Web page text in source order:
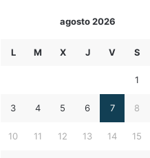
agosto 2026
L M X J V S
1
3 4 5 6 7 8
10 11 12 13 14 15